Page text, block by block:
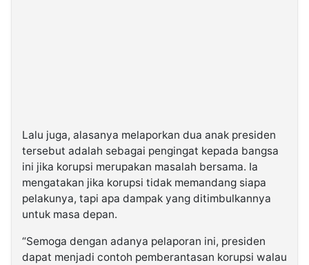
Lalu juga, alasanya melaporkan dua anak presiden
tersebut adalah sebagai pengingat kepada bangsa
ini jika korupsi merupakan masalah bersama. Ia
mengatakan jika korupsi tidak memandang siapa
pelakunya, tapi apa dampak yang ditimbulkannya
untuk masa depan.
“Semoga dengan adanya pelaporan ini, presiden
dapat menjadi contoh pemberantasan korupsi walau